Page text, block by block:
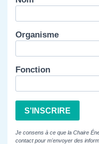
Organisme
Fonction
S'INSCRIRE
Je consens à ce que la Chaire
contact pour m'envoyer des